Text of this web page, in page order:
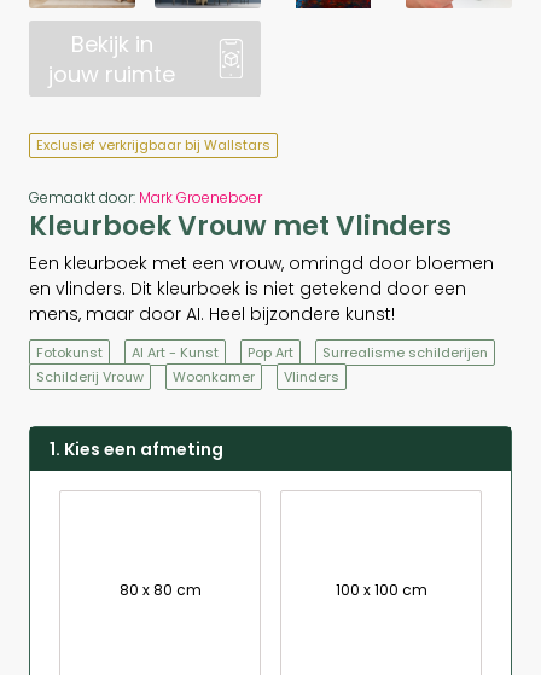
Bekijk in
jouw ruimte
Exclusief verkrijgbaar bij Wallstars
Gemaakt door: Mark Groeneboer
Kleurboek Vrouw met Vlinders
Een kleurboek met een vrouw, omringd door bloemen
en vlinders. Dit kleurboek is niet getekend door een
mens, maar door AI. Heel bijzondere kunst!
Fotokunst AI Art - Kunst Pop Art
Surrealisme schilderijen
Schilderij Vrouw
Woonkamer Vlinders
1. Kies een afmeting
80 x 80 cm 100 x 100 cm